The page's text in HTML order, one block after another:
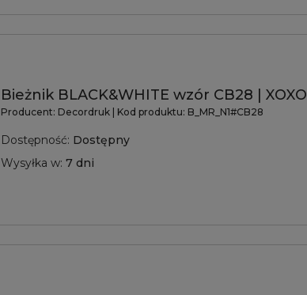
Bieżnik BLACK&WHITE wzór CB28 | XOXO
Producent: Decordruk | Kod produktu: B_MR_N1#CB28
Dostępność: Dostępny
Wysyłka w: 7 dni